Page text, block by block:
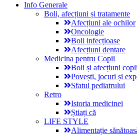
Info Generale
Boli, afecțiuni și tratamente
Afecțiuni ale ochilor
Oncologie
Boli infecțioase
Afecțiuni dentare
Medicina pentru Copii
Boli și afecțiuni copii
Povești, jocuri și
Sfatul pediatrului
Retro
Istoria medicinei
Știați că
LIFE STYLE
Alimentație